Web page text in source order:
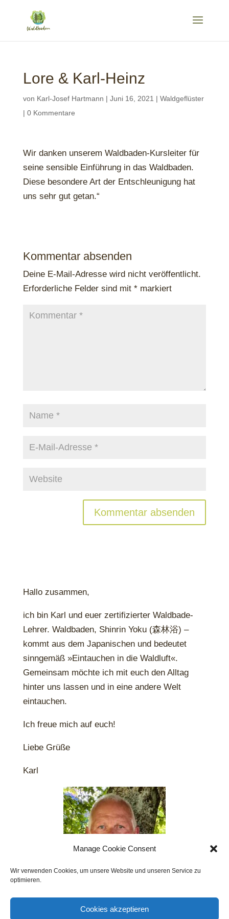
Manage Cookie Consent
Wir verwenden Cookies, um unsere Website und unseren Service zu
optimieren.
Cookies akzeptieren
Lore & Karl-Heinz
von Karl-Josef Hartmann | Juni 16, 2021 | Waldgeflüster
| 0 Kommentare
Wir danken unserem Waldbaden-Kursleiter für
seine sensible Einführung in das Waldbaden.
Diese besondere Art der Entschleunigung hat
uns sehr gut getan.“
Kommentar absenden
Deine E-Mail-Adresse wird nicht veröffentlicht.
Erforderliche Felder sind mit *markiert
Hallo zusammen,
ich bin Karl und euer zertifizierter Waldbade-
Lehrer. Waldbaden, Shinrin Yoku (森林浴) –
kommt aus dem Japanischen und bedeutet
sinngemäß »Eintauchen in die Waldluft«.
Gemeinsam möchte ich mit euch den Alltag
hinter uns lassen und in eine andere Welt
eintauchen.
Ich freue mich auf euch!
Liebe Grüße
Karl